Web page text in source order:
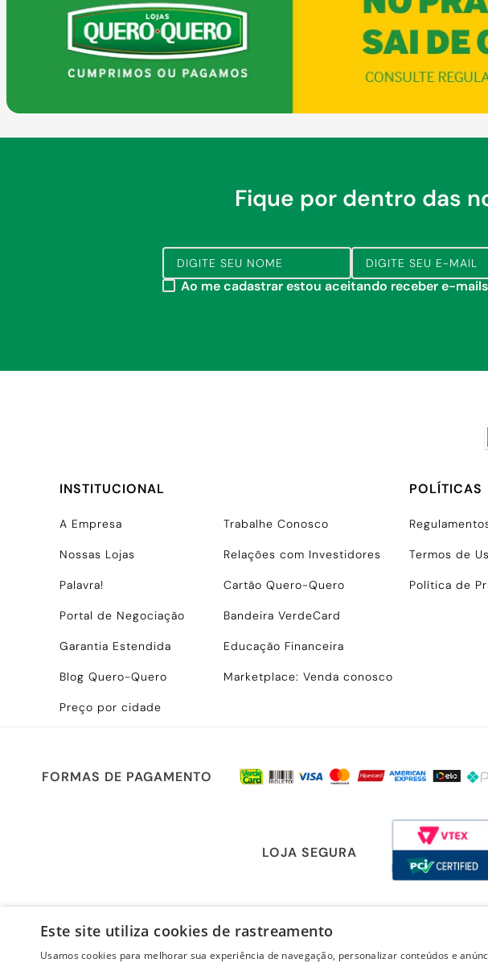
Fique por dentro das
Ao me cadastrar estou aceitando receber e-
INSTITUCIONAL
A Empresa Trabalhe Conosco
Nossas Lojas Relações com Investidores
Palavra! Cartão Quero-Quero
Portal de Negociação Bandeira VerdeCard
Garantia Estendida Educação Financeira
Blog Quero-Quero Marketplace: Venda conosco
Preço por cidade
POLÍTICAS
Termos de
Política de
FORMAS DE PAGAMENTO
LOJA SEGURA
Este site utiliza cookies de rastreamento
Usamos cookies para melhorar sua experiência de navegação, personalizar conteúdos e